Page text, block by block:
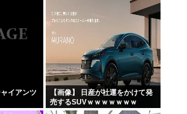
ャイアンツ
【画像】 日産が社運をかけて発
売するSUVｗｗｗｗｗｗｗ